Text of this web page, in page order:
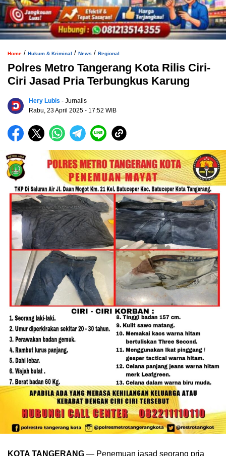
Home / Hukum & Kriminal / News / Regional
Polres Metro Tangerang Kota Rilis Ciri-
Ciri Jasad Pria Terbungkus Karung
Hery Lubis - Jurnalis
Rabu, 23 April 2025 - 17:52 WIB
KOTA TANGERANG — Penemuan jasad seorang pria